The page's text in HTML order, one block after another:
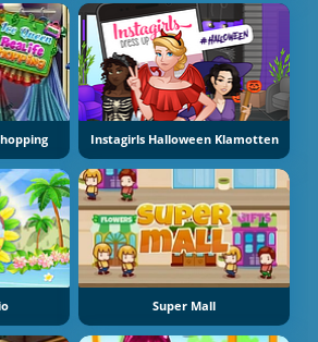
Instagirls Halloween Klamotten
Super Mall